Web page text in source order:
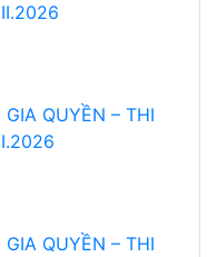
QUYỀN – THI
QUYỀN – THI